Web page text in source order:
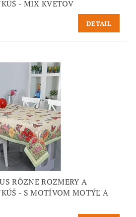
- MIX KVETOV
DETAIL
RÔZNE ROZMERY A
- S MOTÍVOM MOTÝĽ A